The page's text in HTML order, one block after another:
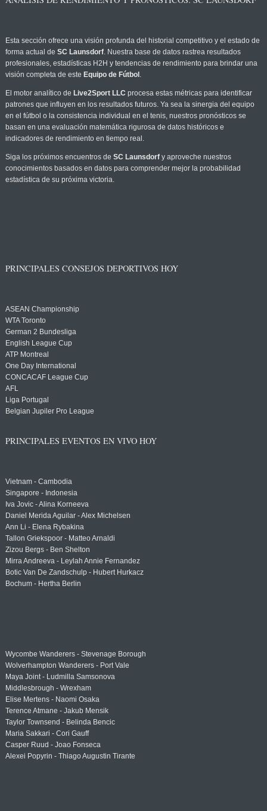
Esta sección ofrece una visión profunda del historial competitivo y el estado de
forma actual de SC Launsdorf. Nuestra base de datos rastrea resultados
profesionales, estadísticas H2H y tendencias de rendimiento para brindar una
visión completa de este Equipo de Fútbol .
El motor analítico de Live2Sport LLC procesa estas métricas para identificar
patrones que influyen en los resultados futuros. Ya sea la sinergia del equipo
en el fútbol o la consistencia individual en el tenis, nuestros pronósticos se
basan en una evaluación matemática rigurosa de datos históricos e
indicadores de rendimiento en tiempo real.
Siga los próximos encuentros de SC Launsdorfy aproveche nuestros
conocimientos basados en datos para comprender mejor la probabilidad
estadística de su próxima victoria.
PRINCIPALES CONSEJOS DEPORTIVOS HOY
ASEAN Championship
WTA Toronto
German 2 Bundesliga
English League Cup
ATP Montreal
One Day International
CONCACAF League Cup
AFL
Liga Portugal
Belgian Jupiler Pro League
PRINCIPALES EVENTOS EN VIVO HOY
Vietnam - Cambodia
Singapore - Indonesia
Iva Jovic - Alina Korneeva
Daniel Merida Aguilar - Alex Michelsen
Ann Li - Elena Rybakina
Tallon Griekspoor - Matteo Arnaldi
Zizou Bergs - Ben Shelton
Mirra Andreeva - Leylah Annie Fernandez
Botic Van De Zandschulp - Hubert Hurkacz
Bochum - Hertha Berlin
Wycombe Wanderers - Stevenage Borough
Wolverhampton Wanderers - Port Vale
Maya Joint - Ludmilla Samsonova
Middlesbrough - Wrexham
Elise Mertens - Naomi Osaka
Terence Atmane - Jakub Mensik
Taylor Townsend - Belinda Bencic
Maria Sakkari - Cori Gauff
Casper Ruud - Joao Fonseca
Alexei Popyrin - Thiago Augustin Tirante